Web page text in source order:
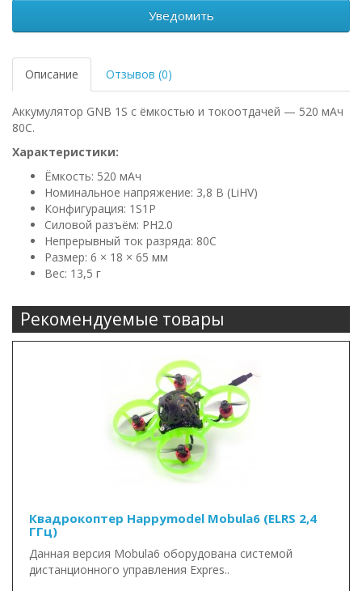
Уведомить
Описание Отзывов (0)
Аккумулятор GNB 1S с ёмкостью и токоотдачей — 520 мАч
80C.
Характеристики:
Ёмкость: 520 мАч
Номинальное напряжение: 3,8 В (LiHV)
Конфигурация: 1S1P
Силовой разъём: PH2.0
Непрерывный ток разряда: 80C
Размер: 6 × 18 × 65 мм
Вес: 13,5 г
Рекомендуемые товары
Квадрокоптер Happymodel Mobula6 (ELRS 2,4
ГГц)
Данная версия Mobula6 оборудована системой
дистанционного управления Expres..